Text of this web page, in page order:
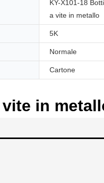
KY-X101-18
a vite in metallo
5K
Normale
Cartone
in